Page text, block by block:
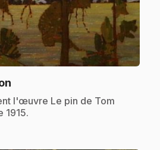
l'œuvre Le pin de Tom
1915.